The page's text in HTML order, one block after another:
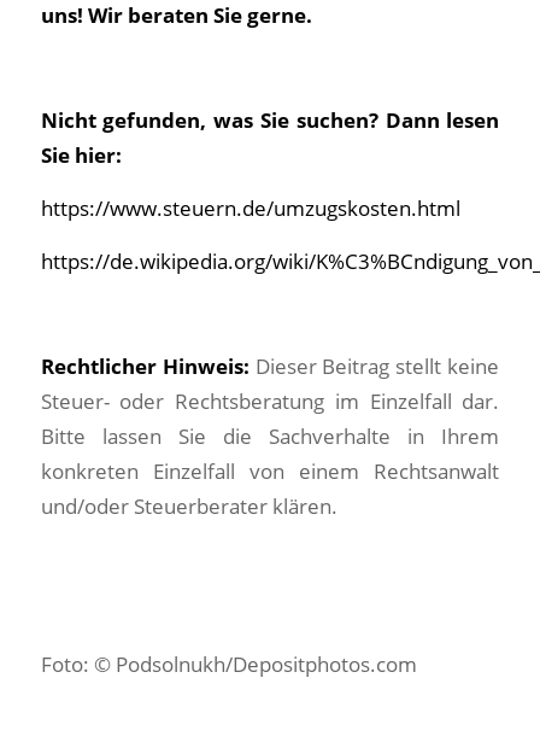
uns! Wir beraten Sie gerne.
Nicht gefunden, was Sie suchen? Dann lesen
Sie hier:
https://www.steuern.de/umzugskosten.html
https://de.wikipedia.org/wiki/
Rechtlicher Hinweis: Dieser Beitrag stellt keine
Steuer- oder Rechtsberatung im Einzelfall dar.
Bitte lassen Sie die Sachverhalte in Ihrem
konkreten Einzelfall von einem Rechtsanwalt
und/oder Steuerberater klären.
Foto: © Podsolnukh/Depositphotos.com